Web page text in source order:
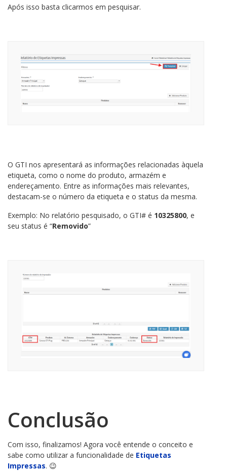
Após isso basta clicarmos em pesquisar.
O GTI nos apresentará as informações relacionadas àquela
etiqueta, como o nome do produto, armazém e
endereçamento. Entre as informações mais relevantes,
destacam-se o número da etiqueta e o status da mesma.
Exemplo: No relatório pesquisado, o GTI# é 10325800, e
seu status é “Removido”
Conclusão
Com isso, finalizamos! Agora você entende o conceito e
sabe como utilizar a funcionalidade de Etiquetas
Impressas. 😉